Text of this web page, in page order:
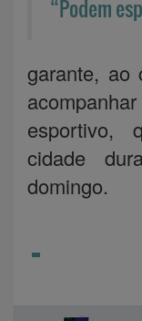
“Podem
garante, ao
esportivo,
cidade
domingo.